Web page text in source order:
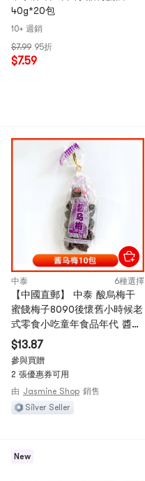
40g*20包
10+ 週銷
$7.99 95折
$7.59
中泰 6種選擇
【中國直郵】 中泰 酸烏梅干
蜜餞梅子8090後懷舊小時候老
式零食小吃童年食品年代 醬烏
梅 26g*10包
$13.87
參與買贈
2 張優惠券可用
由 Jasmine Shop 銷售
Silver Seller
New